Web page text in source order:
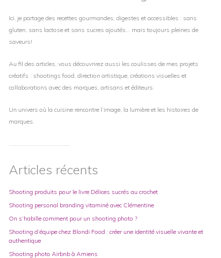
Ici, je partage des recettes gourmandes, digestes et accessibles : sans
gluten, sans lactose et sans sucres ajoutés… mais toujours pleines de
saveurs!
Au fil des articles, vous découvrirez aussi les coulisses de mes projets
créatifs : shootings food, direction artistique, créations visuelles et
collaborations avec des marques, artisans et éditeurs.
Un univers où la cuisine rencontre l’image, la lumière et les histoires de
marques.
Articles récents
Shooting produits pour le livre Délices sucrés au crochet
Shooting personal branding vitaminé avec Clémentine
On s’habille comment pour un shooting photo ?
Shooting d’équipe chez Blondi Food : créer une identité visuelle vivante et
authentique
Shooting photo Airbnb à Amiens